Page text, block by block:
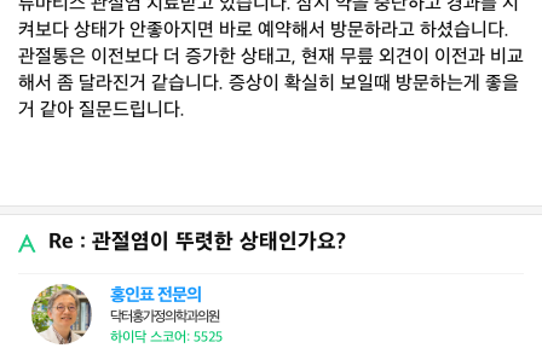
켜보다 상태가 안좋아지면 바로 예약해서 방문하라고 하셨습니다.
관절통은 이전보다 더 증가한 상태고, 현재 무릎 외견이 이전과 비교
해서 좀 달라진거 같습니다. 증상이 확실히 보일때 방문하는게 좋을
거 같아 질문드립니다.
Re : 관절염이 뚜렷한 상태인가요?
홍인표 전문의
닥터홍가정의학과의원
하이닥 스코어: 5525